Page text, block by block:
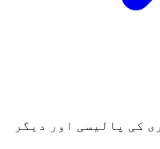
کی پالیسی اور دیگر